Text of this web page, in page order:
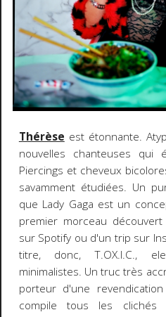
Thérèse est étonnante.
nouvelles chanteuses
Piercings et cheveux
savamment étudiées. Un
que Lady Gaga est un
premier morceau
sur Spotify ou d'un trip sur
titre, donc, T.OX.I.C.,
minimalistes. Un truc très
porteur d'une
compile tous les